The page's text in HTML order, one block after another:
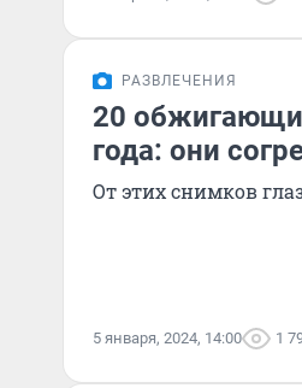
РАЗВЛЕЧЕНИЯ
20
года: они
От этих снимков
5 января, 2024, 14:00 1